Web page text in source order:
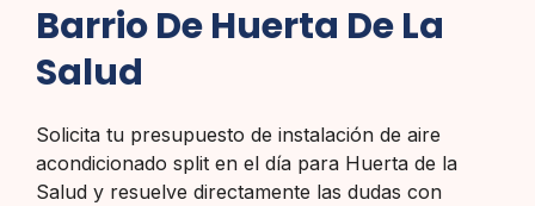
Barrio De Huerta De La
Salud
Solicita tu presupuesto de instalación de aire
acondicionado split en el día para Huerta de la
Salud y resuelve directamente las dudas con